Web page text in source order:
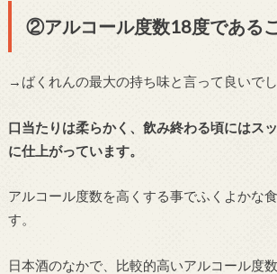
②アルコール度数18度である
→ばくれんの最大の持ち味と言って良いでし
口当たりは柔らかく、飲み終わる頃にはス
に仕上がっています。
アルコール度数を高くする事でふくよかな
す。
日本酒のなかで、比較的高いアルコール度